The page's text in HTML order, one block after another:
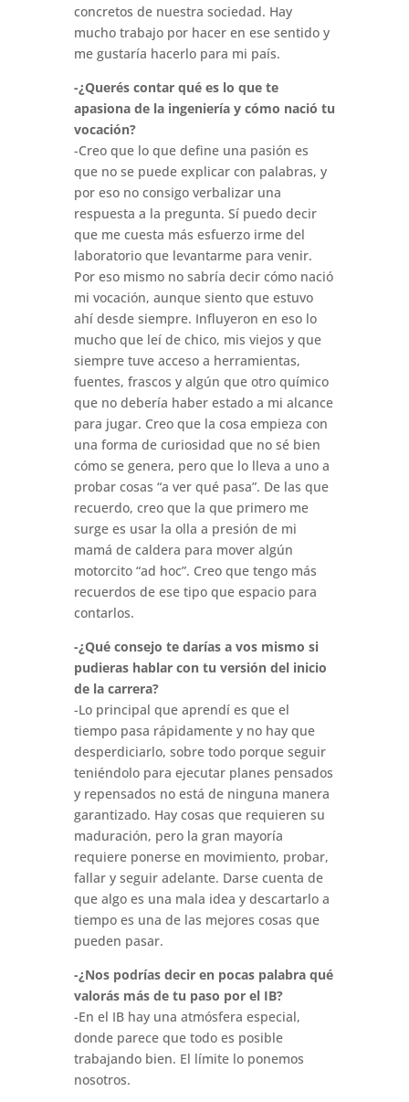
concretos de nuestra sociedad. Hay
mucho trabajo por hacer en ese sentido y
me gustaría hacerlo para mi país.
-¿Querés contar qué es lo que te
apasiona de la ingeniería y cómo nació tu
vocación?
-Creo que lo que define una pasión es
que no se puede explicar con palabras, y
por eso no consigo verbalizar una
respuesta a la pregunta. Sí puedo decir
que me cuesta más esfuerzo irme del
laboratorio que levantarme para venir.
Por eso mismo no sabría decir cómo nació
mi vocación, aunque siento que estuvo
ahí desde siempre. Influyeron en eso lo
mucho que leí de chico, mis viejos y que
siempre tuve acceso a herramientas,
fuentes, frascos y algún que otro químico
que no debería haber estado a mi alcance
para jugar. Creo que la cosa empieza con
una forma de curiosidad que no sé bien
cómo se genera, pero que lo lleva a uno a
probar cosas “a ver qué pasa”. De las que
recuerdo, creo que la que primero me
surge es usar la olla a presión de mi
mamá de caldera para mover algún
motorcito “ad hoc”. Creo que tengo más
recuerdos de ese tipo que espacio para
contarlos.
-¿Qué consejo te darías a vos mismo si
pudieras hablar con tu versión del inicio
de la carrera?
-Lo principal que aprendí es que el
tiempo pasa rápidamente y no hay que
desperdiciarlo, sobre todo porque seguir
teniéndolo para ejecutar planes pensados
y repensados no está de ninguna manera
garantizado. Hay cosas que requieren su
maduración, pero la gran mayoría
requiere ponerse en movimiento, probar,
fallar y seguir adelante. Darse cuenta de
que algo es una mala idea y descartarlo a
tiempo es una de las mejores cosas que
pueden pasar.
-¿Nos podrías decir en pocas palabra qué
valorás más de tu paso por el IB?
-En el IB hay una atmósfera especial,
donde parece que todo es posible
trabajando bien. El límite lo ponemos
nosotros.